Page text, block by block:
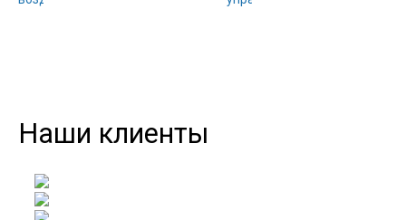
Наши клиенты